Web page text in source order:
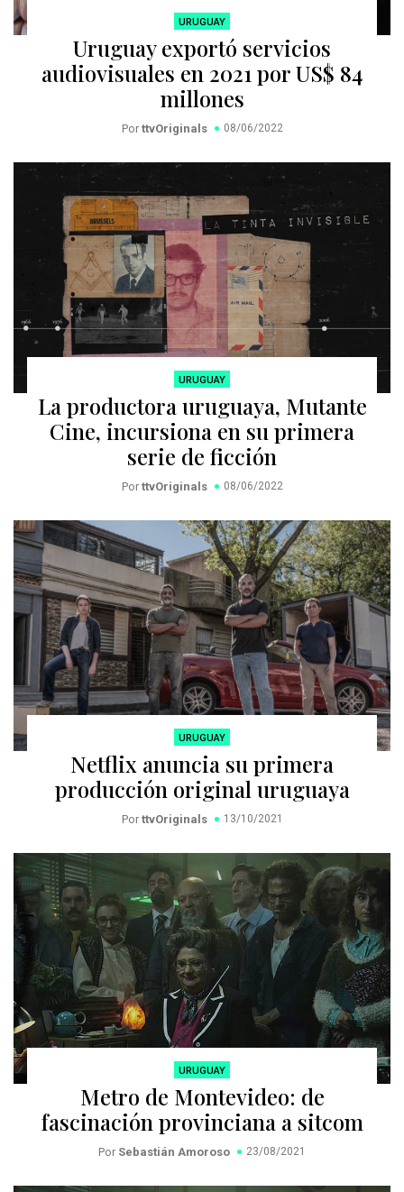
URUGUAY
Uruguay exportó servicios
audiovisuales en 2021 por US$ 84
millones
Por ttvOriginals 08/06/2022
URUGUAY
La productora uruguaya, Mutante
Cine, incursiona en su primera
serie de ficción
Por ttvOriginals 08/06/2022
URUGUAY
Netflix anuncia su primera
producción original uruguaya
Por ttvOriginals 13/10/2021
URUGUAY
Metro de Montevideo: de
fascinación provinciana a sitcom
Por Sebastián Amoroso 23/08/2021